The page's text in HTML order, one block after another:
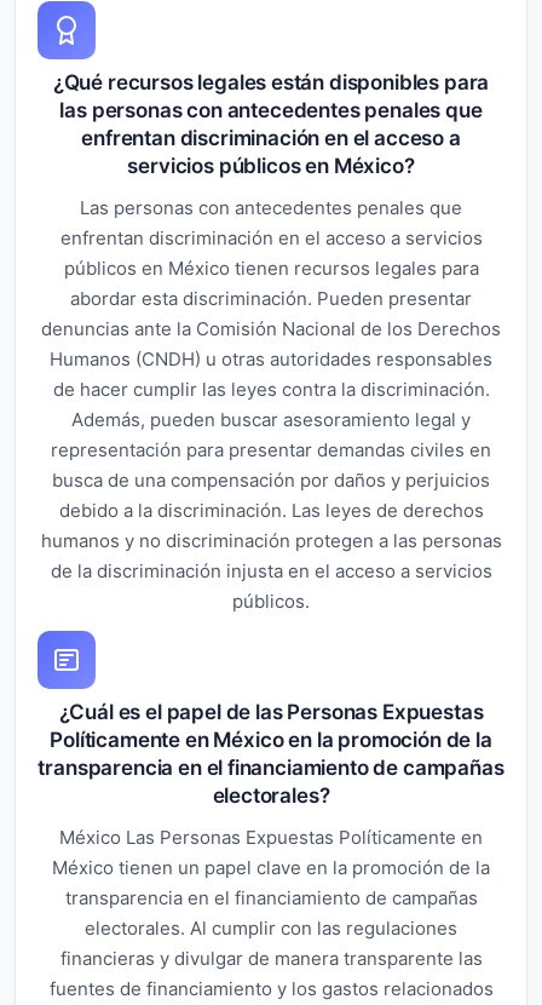
¿Qué recursos legales están disponibles para
las personas con antecedentes penales que
enfrentan discriminación en el acceso a
servicios públicos en México?
Las personas con antecedentes penales que
enfrentan discriminación en el acceso a servicios
públicos en México tienen recursos legales para
abordar esta discriminación. Pueden presentar
denuncias ante la Comisión Nacional de los Derechos
Humanos (CNDH) u otras autoridades responsables
de hacer cumplir las leyes contra la discriminación.
Además, pueden buscar asesoramiento legal y
representación para presentar demandas civiles en
busca de una compensación por daños y perjuicios
debido a la discriminación. Las leyes de derechos
humanos y no discriminación protegen a las personas
de la discriminación injusta en el acceso a servicios
públicos.
¿Cuál es el papel de las Personas Expuestas
Políticamente en México en la promoción de la
transparencia en el financiamiento de campañas
electorales?
México Las Personas Expuestas Políticamente en
México tienen un papel clave en la promoción de la
transparencia en el financiamiento de campañas
electorales. Al cumplir con las regulaciones
financieras y divulgar de manera transparente las
fuentes de financiamiento y los gastos relacionados